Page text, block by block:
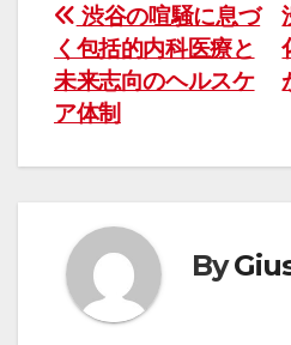
投
稿
ナ
ビ
ゲ
ー
シ
渋谷の喧騒に息づ
く包括的内科医療と
未来志向のヘルスケ
ア体制
By